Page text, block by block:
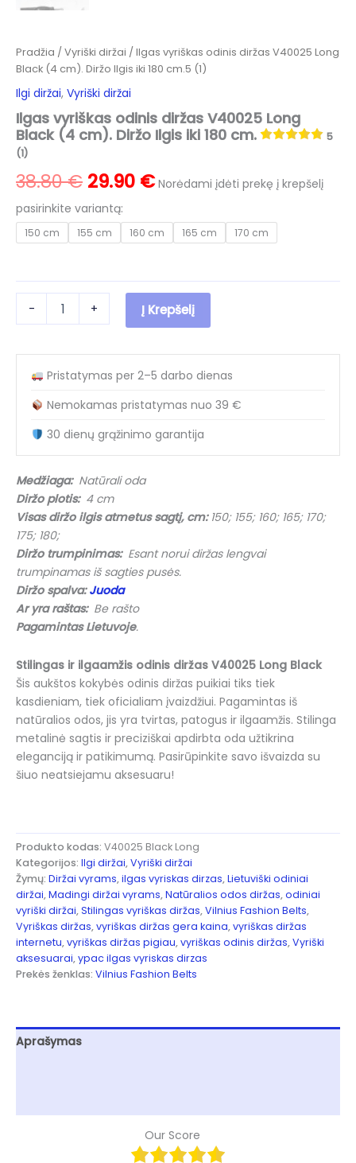
Pradžia /Vyriški diržai / Ilgas vyriškas odinis diržas V40025 Long
Black (4 cm). Diržo Ilgis iki 180 cm.5 (1)
Ilgi diržai, Vyriški diržai
Ilgas vyriškas odinis diržas V40025 Long
Black (4 cm). Diržo Ilgis iki 180 cm.
5
(1)
38.80€ Original
price
was:
29.90 €Current
is:
Norėdami įdėti prekę į krepšelį
pasirinkite variantą:
150 cm 155 cm 160 cm 165 cm 170 cm
-
produkto
diržas
V40025
Long
Black
cm).
Diržo
Ilgis
iki
180
cm.
+ Į Krepšelį
Pristatymas per 2–5 darbo dienas
Nemokamas pristatymas nuo 39 €
30 dienų grąžinimo garantija
Medžiaga: Natūrali oda
Diržo plotis:4 cm
Visas diržo ilgis atmetus sagtį, cm:150; 155; 160; 165; 170;
175; 180;
Diržo trumpinimas:Esant norui diržas lengvai
trumpinamas iš sagties pusės.
Diržo spalva: Juoda
Ar yra raštas:Be rašto
Pagamintas Lietuvoje.
Stilingas ir ilgaamžis odinis diržas V40025 Long Black
Šis aukštos kokybės odinis diržas puikiai tiks tiek
kasdieniam, tiek oficialiam įvaizdžiui. Pagamintas iš
natūralios odos, jis yra tvirtas, patogus ir ilgaamžis. Stilinga
metalinė sagtis ir preciziškai apdirbta oda užtikrina
eleganciją ir patikimumą. Pasirūpinkite savo išvaizda su
šiuo neatsiejamu aksesuaru!
Produkto kodas: V40025 Black Long
Kategorijos: Ilgi diržai,Vyriški diržai
Žymų: Diržai vyrams,ilgas vyriskas dirzas,Lietuviški odiniai
diržai,Madingi diržai vyrams,Natūralios odos diržas,odiniai
vyriški diržai,Stilingas vyriškas diržas,Vilnius Fashion Belts,
Vyriškas diržas,vyriškas diržas gera kaina,vyriškas diržas
internetu,vyriškas diržas pigiau,vyriškas odinis diržas,Vyriški
aksesuarai,ypac ilgas vyriskas dirzas
Prekės ženklas: Vilnius Fashion Belts
Aprašymas
Our Score